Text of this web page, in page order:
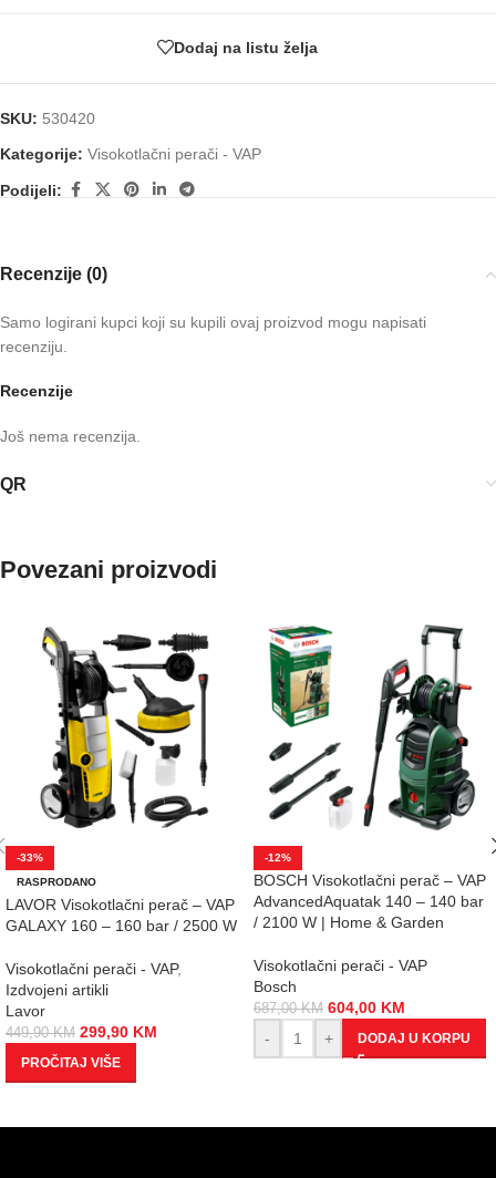
Dodaj na listu želja
SKU: 530420
Kategorije: Visokotlačni perači - VAP
Podijeli:
Recenzije (0)
Recenzije
Još nema recenzija.
Samo logirani kupci koji su kupili ovaj proizvod mogu napisati
recenziju.
QR
Povezani proizvodi
-33%
RASPRODANO
LAVOR Visokotlačni perač – VAP
GALAXY 160 – 160 bar / 2500 W
Visokotlačni perači - VAP,
Izdvojeni artikli
Lavor
449,90KM 299,90 KM
PROČITAJ VIŠE
-12%
BOSCH Visokotlačni perač – VAP
AdvancedAquatak 140 – 140 bar
/ 2100 W | Home & Garden
Visokotlačni perači - VAP
Bosch
687,00KM 604,00 KM
-
+ DODAJ U KORPU